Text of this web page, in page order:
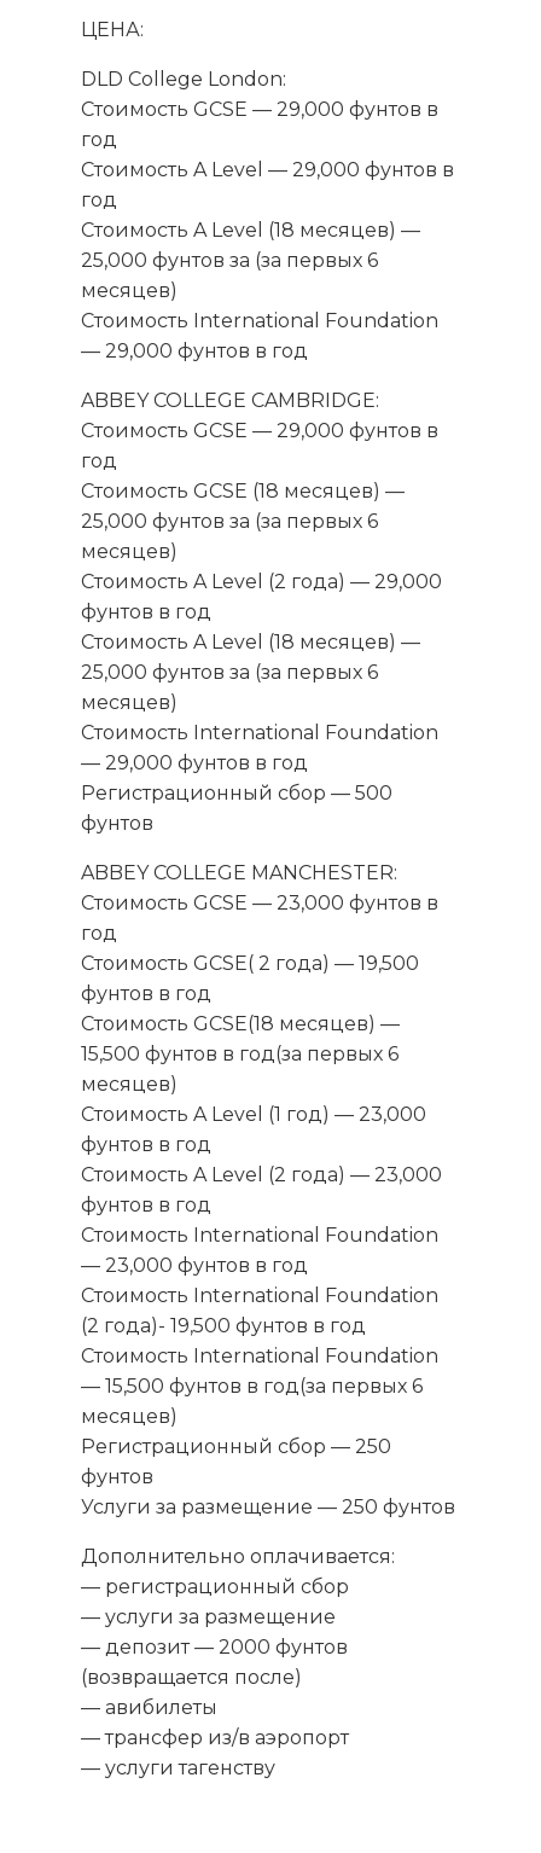
ЦЕНА:
DLD College London:
Стоимость GCSE — 29,000 фунтов в
год
Стоимость A Level — 29,000 фунтов в
год
Стоимость A Level (18 месяцев) —
25,000 фунтов за (за первых 6
месяцев)
Стоимость International Foundation
— 29,000 фунтов в год
ABBEY COLLEGE CAMBRIDGE:
Стоимость GCSE — 29,000 фунтов в
год
Стоимость GCSE (18 месяцев) —
25,000 фунтов за (за первых 6
месяцев)
Стоимость A Level (2 года) — 29,000
фунтов в год
Стоимость A Level (18 месяцев) —
25,000 фунтов за (за первых 6
месяцев)
Стоимость International Foundation
— 29,000 фунтов в год
Регистрационный сбор — 500
фунтов
ABBEY COLLEGE MANCHESTER:
Стоимость GCSE — 23,000 фунтов в
год
Стоимость GCSE( 2 года) — 19,500
фунтов в год
Стоимость GCSE(18 месяцев) —
15,500 фунтов в год(за первых 6
месяцев)
Стоимость A Level (1 год) — 23,000
фунтов в год
Стоимость A Level (2 года) — 23,000
фунтов в год
Стоимость International Foundation
— 23,000 фунтов в год
Стоимость International Foundation
(2 года)- 19,500 фунтов в год
Стоимость International Foundation
— 15,500 фунтов в год(за первых 6
месяцев)
Регистрационный сбор — 250
фунтов
Услуги за размещение — 250 фунтов
Дополнительно оплачивается:
— регистрационный сбор
— услуги за размещение
— депозит — 2000 фунтов
(возвращается после)
— авибилеты
— трансфер из/в аэропорт
— услуги тагенству